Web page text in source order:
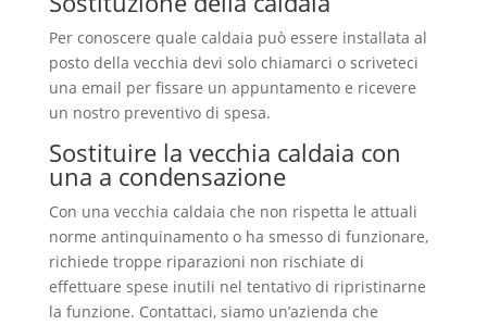
Per conoscere quale caldaia può essere installata al
posto della vecchia devi solo chiamarci o scriveteci
una email per fissare un appuntamento e ricevere
un nostro preventivo di spesa.
Sostituire la vecchia caldaia con
una a condensazione
Con una vecchia caldaia che non rispetta le attuali
norme antinquinamento o ha smesso di funzionare,
richiede troppe riparazioni non rischiate di
effettuare spese inutili nel tentativo di ripristinarne
la funzione. Contattaci, siamo un’azienda che